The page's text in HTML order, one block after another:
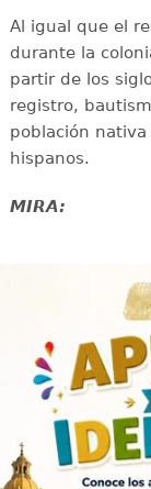
Al igual que el
durante la
partir de los
registro,
población
hispanos.
MIRA: